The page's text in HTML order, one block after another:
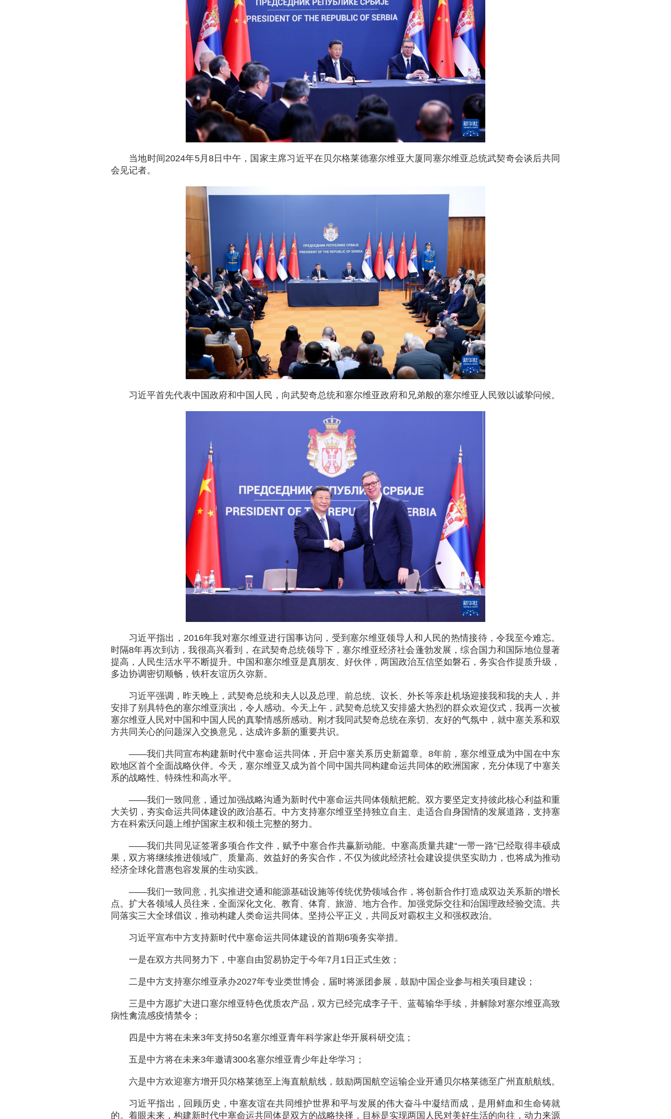
当地时间2024年5月8日中午，国家主席习近平在贝尔格莱德塞尔维亚大厦同塞尔维亚总统武契奇会谈后共同
会见记者。
习近平首先代表中国政府和中国人民，向武契奇总统和塞尔维亚政府和兄弟般的塞尔维亚人民致以诚挚问候。
习近平指出，2016年我对塞尔维亚进行国事访问，受到塞尔维亚领导人和人民的热情接待，令我至今难忘。
时隔8年再次到访，我很高兴看到，在武契奇总统领导下，塞尔维亚经济社会蓬勃发展，综合国力和国际地位显著
提高，人民生活水平不断提升。中国和塞尔维亚是真朋友、好伙伴，两国政治互信坚如磐石，务实合作提质升级，
多边协调密切顺畅，铁杆友谊历久弥新。
习近平强调，昨天晚上，武契奇总统和夫人以及总理、前总统、议长、外长等亲赴机场迎接我和我的夫人，并
安排了别具特色的塞尔维亚演出，令人感动。今天上午，武契奇总统又安排盛大热烈的群众欢迎仪式，我再一次被
塞尔维亚人民对中国和中国人民的真挚情感所感动。刚才我同武契奇总统在亲切、友好的气氛中，就中塞关系和双
方共同关心的问题深入交换意见，达成许多新的重要共识。
——我们共同宣布构建新时代中塞命运共同体，开启中塞关系历史新篇章。8年前，塞尔维亚成为中国在中东
欧地区首个全面战略伙伴。今天，塞尔维亚又成为首个同中国共同构建命运共同体的欧洲国家，充分体现了中塞关
系的战略性、特殊性和高水平。
——我们一致同意，通过加强战略沟通为新时代中塞命运共同体领航把舵。双方要坚定支持彼此核心利益和重
大关切，夯实命运共同体建设的政治基石。中方支持塞尔维亚坚持独立自主、走适合自身国情的发展道路，支持塞
方在科索沃问题上维护国家主权和领土完整的努力。
——我们共同见证签署多项合作文件，赋予中塞合作共赢新动能。中塞高质量共建“一带一路”已经取得丰硕成
果，双方将继续推进领域广、质量高、效益好的务实合作，不仅为彼此经济社会建设提供坚实助力，也将成为推动
经济全球化普惠包容发展的生动实践。
——我们一致同意，扎实推进交通和能源基础设施等传统优势领域合作，将创新合作打造成双边关系新的增长
点。扩大各领域人员往来，全面深化文化、教育、体育、旅游、地方合作。加强党际交往和治国理政经验交流。共
同落实三大全球倡议，推动构建人类命运共同体。坚持公平正义，共同反对霸权主义和强权政治。
习近平宣布中方支持新时代中塞命运共同体建设的首期6项务实举措。
一是在双方共同努力下，中塞自由贸易协定于今年7月1日正式生效；
二是中方支持塞尔维亚承办2027年专业类世博会，届时将派团参展，鼓励中国企业参与相关项目建设；
三是中方愿扩大进口塞尔维亚特色优质农产品，双方已经完成李子干、蓝莓输华手续，并解除对塞尔维亚高致
病性禽流感疫情禁令；
四是中方将在未来3年支持50名塞尔维亚青年科学家赴华开展科研交流；
五是中方将在未来3年邀请300名塞尔维亚青少年赴华学习；
六是中方欢迎塞方增开贝尔格莱德至上海直航航线，鼓励两国航空运输企业开通贝尔格莱德至广州直航航线。
习近平指出，回顾历史，中塞友谊在共同维护世界和平与发展的伟大奋斗中凝结而成，是用鲜血和生命铸就
的。着眼未来，构建新时代中塞命运共同体是双方的战略抉择，目标是实现两国人民对美好生活的向往，动力来源